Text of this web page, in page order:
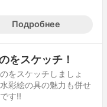
Подробнее
をスケッチ！
をスケッチしましょ
彩絵の具の魅力も併せ
す‼